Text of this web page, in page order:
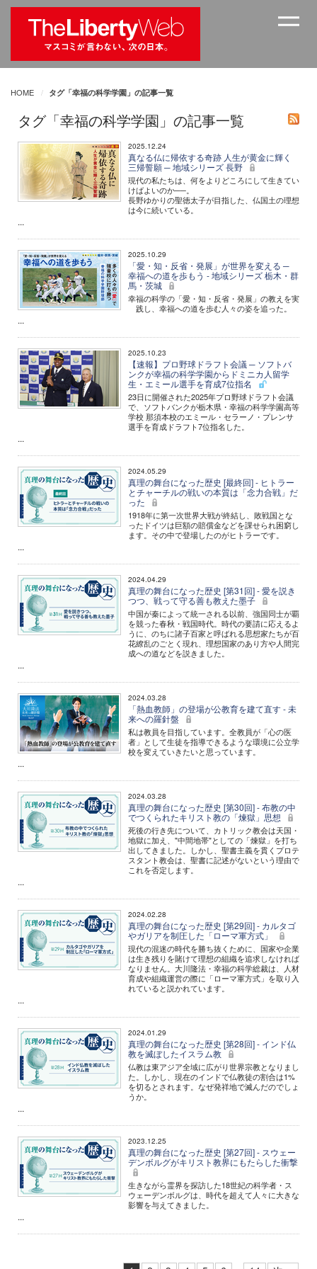
HOME タグ「幸福の科学学園」の記事一覧
タグ「幸福の科学学園」の記事一覧
2025.12.24
真なる仏に帰依する奇跡 人生が黄金に輝く
三帰誓願 ─ 地域シリーズ 長野
現代の私たちは、何をよりどころにして生きてい
けばよいのか──。
長野ゆかりの聖徳太子が目指した、仏国土の理想
は今に続いている。
...
2025.10.29
「愛・知・反省・発展」が世界を変える ─
幸福への道を歩もう - 地域シリーズ 栃木・群
馬・茨城
幸福の科学の「愛・知・反省・発展」の教えを実
践し、幸福への道を歩む人々の姿を追った。
...
2025.10.23
【速報】プロ野球ドラフト会議 ─ ソフトバ
ンクが幸福の科学学園からドミニカ人留学
生・エミール選手を育成7位指名
23日に開催された2025年プロ野球ドラフト会議
で、ソフトバンクが栃木県・幸福の科学学園高等
学校 那須本校のエミール・セラーノ・プレンサ
選手を育成ドラフト7位指名した。
...
2024.05.29
真理の舞台になった歴史 [最終回] - ヒトラー
とチャーチルの戦いの本質は「念力合戦」だ
った
1918年に第一次世界大戦が終結し、敗戦国とな
ったドイツは巨額の賠償金などを課せられ困窮し
ます。その中で登場したのがヒトラーです。
...
2024.04.29
真理の舞台になった歴史 [第31回] - 愛を説き
つつ、戦って守る善も教えた墨子
中国が秦によって統一される以前、強国同士が覇
を競った春秋・戦国時代。時代の要請に応えるよ
うに、のちに諸子百家と呼ばれる思想家たちが百
花繚乱のごとく現れ、理想国家のあり方や人間完
成への道などを説きました。
...
2024.03.28
「熱血教師」の登場が公教育を建て直す - 未
来への羅針盤
私は教員を目指しています。全教員が「心の医
者」として生徒を指導できるような環境に公立学
校を変えていきたいと思っています。
...
2024.03.28
真理の舞台になった歴史 [第30回] - 布教の中
でつくられたキリスト教の「煉獄」思想
死後の行き先について、カトリック教会は天国・
地獄に加え、"中間地帯"としての「煉獄」を打ち
出してきました。しかし、聖書主義を貫くプロテ
スタント教会は、聖書に記述がないという理由で
これを否定します。
...
2024.02.28
真理の舞台になった歴史 [第29回] - カルタゴ
やガリアを制圧した「ローマ軍方式」
現代の混迷の時代を勝ち抜くために、国家や企業
は生き残りを賭けて理想の組織を追求しなければ
なりません。大川隆法・幸福の科学総裁は、人材
育成や組織運営の際に「ローマ軍方式」を取り入
れていると説かれています。
...
2024.01.29
真理の舞台になった歴史 [第28回] - インド仏
教を滅ぼしたイスラム教
仏教は東アジア全域に広がり世界宗教となりまし
た。しかし、現在のインドで仏教徒の割合は1%
を切るとされます。なぜ発祥地で滅んだのでしょ
うか。
...
2023.12.25
真理の舞台になった歴史 [第27回] - スウェー
デンボルグがキリスト教界にもたらした衝撃
生きながら霊界を探訪した18世紀の科学者・ス
ウェーデンボルグは、時代を超えて人々に大きな
影響を与えてきました。
...